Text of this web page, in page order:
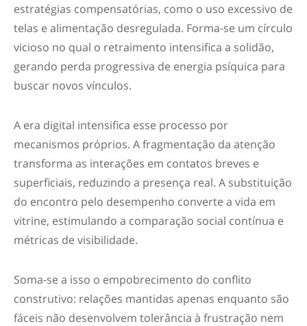
estratégias compensatórias, como o uso excessivo de
telas e alimentação desregulada. Forma-se um círculo
vicioso no qual o retraimento intensifica a solidão,
gerando perda progressiva de energia psíquica para
buscar novos vínculos.
A era digital intensifica esse processo por
mecanismos próprios. A fragmentação da atenção
transforma as interações em contatos breves e
superficiais, reduzindo a presença real. A substituição
do encontro pelo desempenho converte a vida em
vitrine, estimulando a comparação social contínua e
métricas de visibilidade.
Soma-se a isso o empobrecimento do conflito
construtivo: relações mantidas apenas enquanto são
fáceis não desenvolvem tolerância à frustração nem